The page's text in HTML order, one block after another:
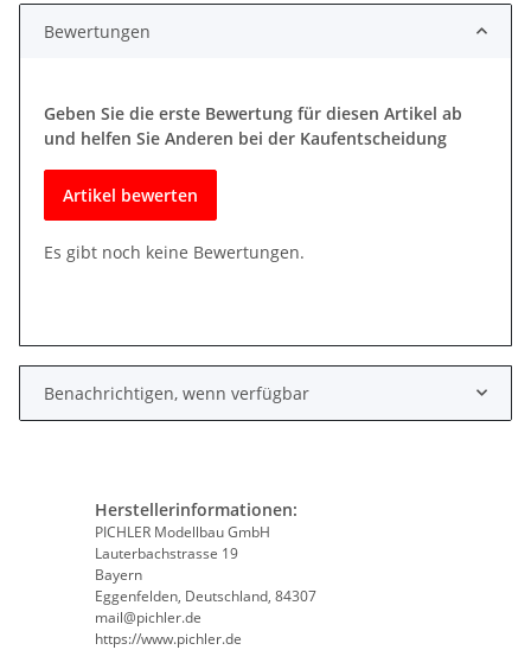
Bewertungen
Geben Sie die erste Bewertung für diesen Artikel ab
und helfen Sie Anderen bei der Kaufentscheidung
Artikel bewerten
Es gibt noch keine Bewertungen.
Benachrichtigen, wenn verfügbar
Herstellerinformationen:
PICHLER Modellbau GmbH
Lauterbachstrasse 19
Bayern
Eggenfelden, Deutschland, 84307
mail@pichler.de
https://www.pichler.de